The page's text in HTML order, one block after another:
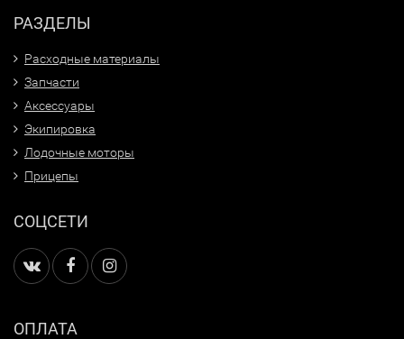
РАЗДЕЛЫ
Расходные материалы
Запчасти
Аксессуары
Экипировка
Лодочные моторы
Прицепы
СОЦСЕТИ
ОПЛАТА